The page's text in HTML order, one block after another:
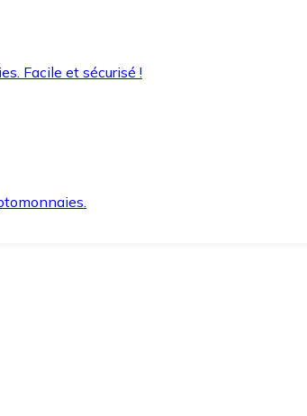
Facile et sécurisé !
sécurité.
avez besoin.